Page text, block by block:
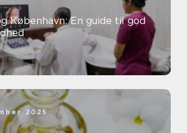
København: En guide til god
2025